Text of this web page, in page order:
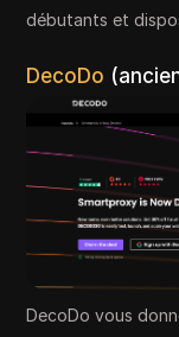
débutants et
DecoDo
DecoDo vous